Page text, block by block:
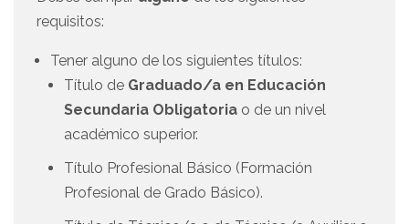
requisitos:
Tener alguno de los siguientes títulos:
Título de Graduado/a en Educación
Secundaria Obligatoria o de un nivel
académico superior.
Título Profesional Básico (Formación
Profesional de Grado Básico).